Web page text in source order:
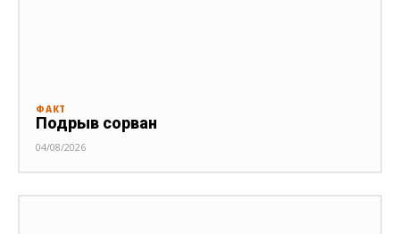
ФАКТ
Подрыв сорван
04/08/2026